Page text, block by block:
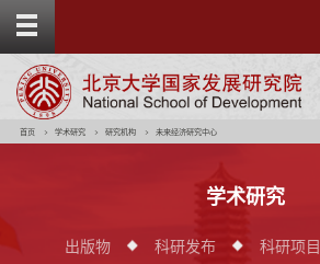
t
首页 学术研究 研究机构 未来经济研究中心
学术研究
出版物 科研发布 科研项目